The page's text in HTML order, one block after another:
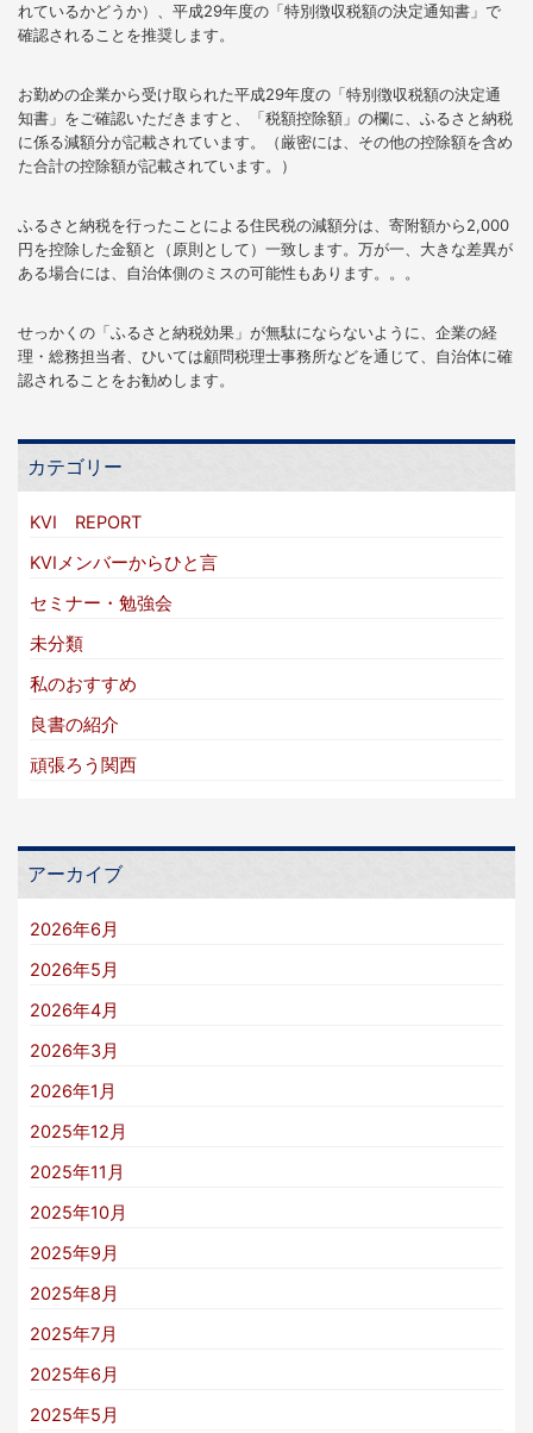
れているかどうか）、平成29年度の「特別徴収税額の決定通知書」で
確認されることを推奨します。
お勤めの企業から受け取られた平成29年度の「特別徴収税額の決定通
知書」をご確認いただきますと、「税額控除額」の欄に、ふるさと納税
に係る減額分が記載されています。（厳密には、その他の控除額を含め
た合計の控除額が記載されています。）
ふるさと納税を行ったことによる住民税の減額分は、寄附額から2,000
円を控除した金額と（原則として）一致します。万が一、大きな差異が
ある場合には、自治体側のミスの可能性もあります。。。
せっかくの「ふるさと納税効果」が無駄にならないように、企業の経
理・総務担当者、ひいては顧問税理士事務所などを通じて、自治体に確
認されることをお勧めします。
カテゴリー
KVI REPORT
KVIメンバーからひと言
セミナー・勉強会
未分類
私のおすすめ
良書の紹介
頑張ろう関西
アーカイブ
2026年6月
2026年5月
2026年4月
2026年3月
2026年1月
2025年12月
2025年11月
2025年10月
2025年9月
2025年8月
2025年7月
2025年6月
2025年5月